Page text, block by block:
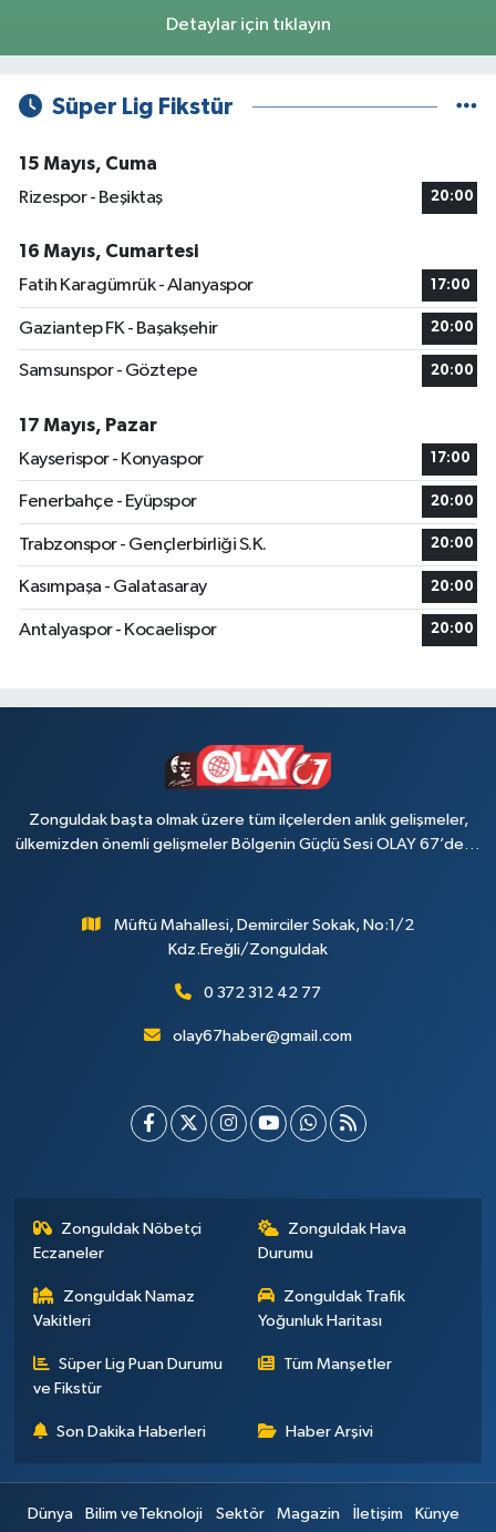
Detaylar için tıklayın
Süper Lig Fikstür
15 Mayıs, Cuma
Rizespor - Beşiktaş
20:00
16 Mayıs, Cumartesi
Fatih Karagümrük - Alanyaspor
17:00
Gaziantep FK - Başakşehir 20:00
Samsunspor - Göztepe 20:00
17 Mayıs, Pazar
Kayserispor - Konyaspor
17:00
Fenerbahçe - Eyüpspor 20:00
Trabzonspor - Gençlerbirliği S.K. 20:00
Kasımpaşa - Galatasaray 20:00
Antalyaspor - Kocaelispor 20:00
Zonguldak başta olmak üzere tüm ilçelerden anlık gelişmeler,
ülkemizden önemli gelişmeler Bölgenin Güçlü Sesi OLAY 67’de…
Müftü Mahallesi, Demirciler Sokak, No:1/2
Kdz.Ereğli/Zonguldak
0 372 312 42 77
olay67haber@gmail.com
Zonguldak Nöbetçi
Eczaneler
Zonguldak Hava
Durumu
Zonguldak Namaz
Vakitleri
Zonguldak Trafik
Yoğunluk Haritası
Süper Lig Puan Durumu
ve Fikstür
Tüm Manşetler
Son Dakika Haberleri Haber Arşivi
Dünya Bilim veTeknoloji Sektör Magazin İletişim
Künye